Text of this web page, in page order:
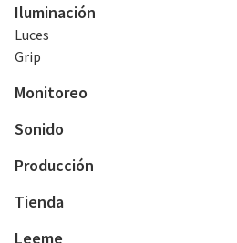
Iluminación
Luces
Grip
Monitoreo
Sonido
Producción
Tienda
Leeme